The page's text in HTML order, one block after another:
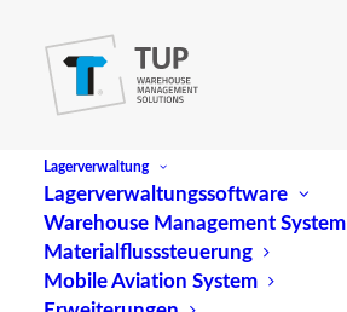
Lagerverwaltung
Lagerverwaltungssoftware
Warehouse Management System
Materialflusssteuerung
Mobile Aviation System